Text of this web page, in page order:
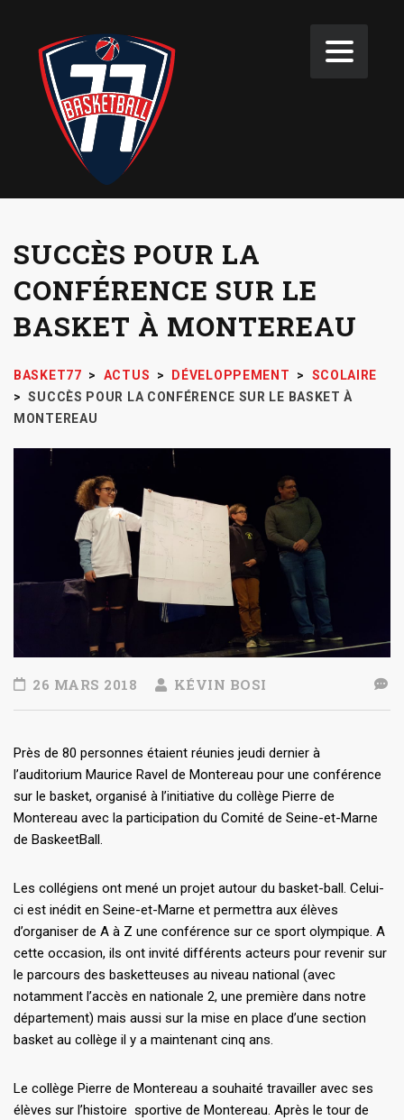
SUCCÈS POUR LA
CONFÉRENCE SUR LE
BASKET À MONTEREAU
BASKET77 > ACTUS > DÉVELOPPEMENT >
SCOLAIRE
> SUCCÈS POUR LA CONFÉRENCE SUR LE BASKET À
MONTEREAU
26 MARS 2018 KÉVIN BOSI
Près de 80 personnes étaient réunies jeudi dernier à
l’auditorium Maurice Ravel de Montereau pour une conférence
sur le basket, organisé à l’initiative du collège Pierre de
Montereau avec la participation du Comité de Seine-et-Marne
de BaskeetBall.
Les collégiens ont mené un projet autour du basket-ball. Celui-
ci est inédit en Seine-et-Marne et permettra aux élèves
d’organiser de A à Z une conférence sur ce sport olympique. A
cette occasion, ils ont invité différents acteurs pour revenir sur
le parcours des basketteuses au niveau national (avec
notamment l’accès en nationale 2, une première dans notre
département) mais aussi sur la mise en place d’une section
basket au collège il y a maintenant cinq ans.
Le collège Pierre de Montereau a souhaité travailler avec ses
élèves sur l’histoire sportive de Montereau. Après le tour de